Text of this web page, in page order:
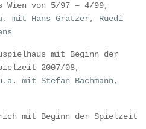
Wien von 5/97 – 4/99,
mit Hans Gratzer, Ruedi
mit Beginn der
2007/08,
mit Stefan Bachmann,
mit Beginn der Spielzeit